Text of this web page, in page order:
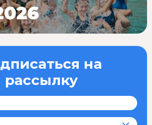
на
рассылку